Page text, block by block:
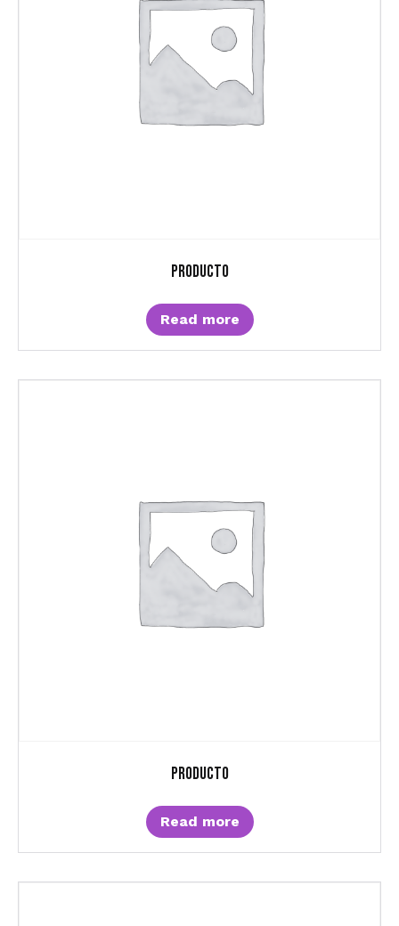
Producto
Read more
Producto
Read more